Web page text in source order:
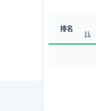
排名